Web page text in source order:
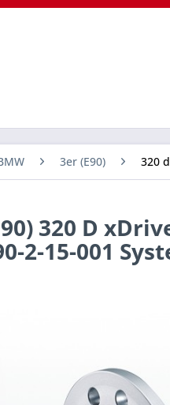
3er (E90) 320
320 D
2-15-001